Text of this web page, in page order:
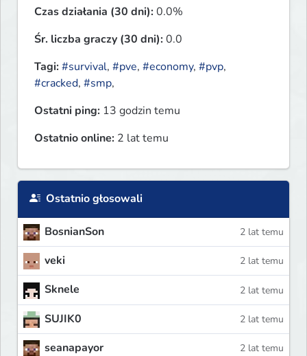
Czas działania (30 dni):0.0%
Śr. liczba graczy (30 dni):0.0
Tagi:#survival, #pve, #economy, #pvp,
#cracked, #smp,
Ostatni ping: 13 godzin temu
Ostatnio online: 2 lat temu
Ostatnio głosowali
BosnianSon 2 lat temu
veki 2 lat temu
Sknele 2 lat temu
SUJIK0 2 lat temu
seanapayor 2 lat temu